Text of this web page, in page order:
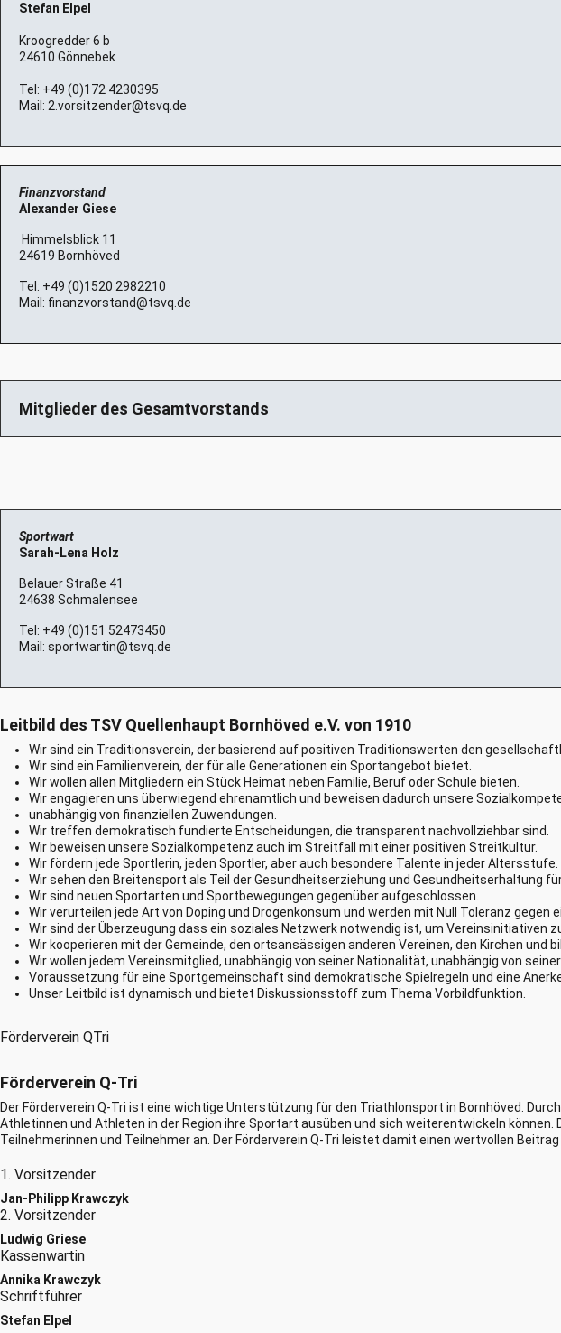
Stefan Elpel
Kroogredder 6 b
24610 Gönnebek
Tel: +49 (0)172 4230395
Mail: 2.vorsitzender@tsvq.de
Finanzvorstand
Alexander Giese
Himmelsblick 11
24619 Bornhöved
Tel: +49 (0)1520 2982210
Mail: finanzvorstand@tsvq.de
Mitglieder des Gesamtvorstands
Sportwart
Sarah-Lena Holz
Belauer Straße 41
24638 Schmalensee
Tel: +49 (0)151 52473450
Mail: sportwartin@tsvq.de
Leitbild des TSV Quellenhaupt Bornhöved e.V. von 1910
Wir sind ein Traditionsverein, der basierend auf positiven Traditionswerten den
Wir sind ein Familienverein, der für alle Generationen ein Sportangebot bietet.
Wir wollen allen Mitgliedern ein Stück Heimat neben Familie, Beruf oder Schule bieten.
Wir engagieren uns überwiegend ehrenamtlich und beweisen dadurch unsere
unabhängig von finanziellen Zuwendungen.
Wir treffen demokratisch fundierte Entscheidungen, die transparent nachvollziehbar sind.
Wir beweisen unsere Sozialkompetenz auch im Streitfall mit einer positiven Streitkultur.
Wir fördern jede Sportlerin, jeden Sportler, aber auch besondere Talente in jeder Altersstufe.
Wir sehen den Breitensport als Teil der Gesundheitserziehung und Gesundheitserhaltung für
Wir sind neuen Sportarten und Sportbewegungen gegenüber aufgeschlossen.
Wir verurteilen jede Art von Doping und Drogenkonsum und werden mit Null Toleranz
Wir sind der Überzeugung dass ein soziales Netzwerk notwendig ist, um Vereinsinitiativen
Wir kooperieren mit der Gemeinde, den ortsansässigen anderen Vereinen, den Kirchen
Wir wollen jedem Vereinsmitglied, unabhängig von seiner Nationalität, unabhängig von
Voraussetzung für eine Sportgemeinschaft sind demokratische Spielregeln und eine
Unser Leitbild ist dynamisch und bietet Diskussionsstoff zum Thema Vorbildfunktion.
Förderverein QTri
Förderverein Q-Tri
Der Förderverein Q-Tri ist eine wichtige Unterstützung für den Triathlonsport in Bornhöved.
Athletinnen und Athleten in der Region ihre Sportart ausüben und sich weiterentwickeln
Teilnehmerinnen und Teilnehmer an. Der Förderverein Q-Tri leistet damit einen wertvollen
1. Vorsitzender
Jan-Philipp Krawczyk
2. Vorsitzender
Ludwig Griese
Kassenwartin
Annika Krawczyk
Schriftführer
Stefan Elpel